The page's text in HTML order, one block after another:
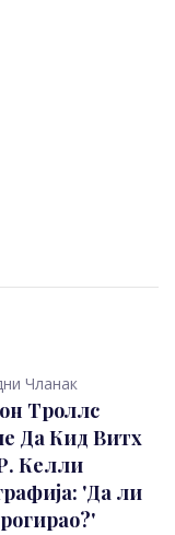
Чланак
Троллс
Да Кид Витх
Келли
'Да ли